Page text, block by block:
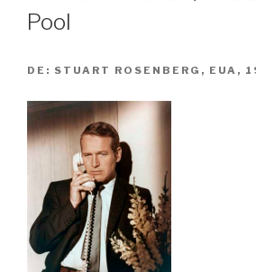
Pool
DE: STUART ROSENBERG, EUA,